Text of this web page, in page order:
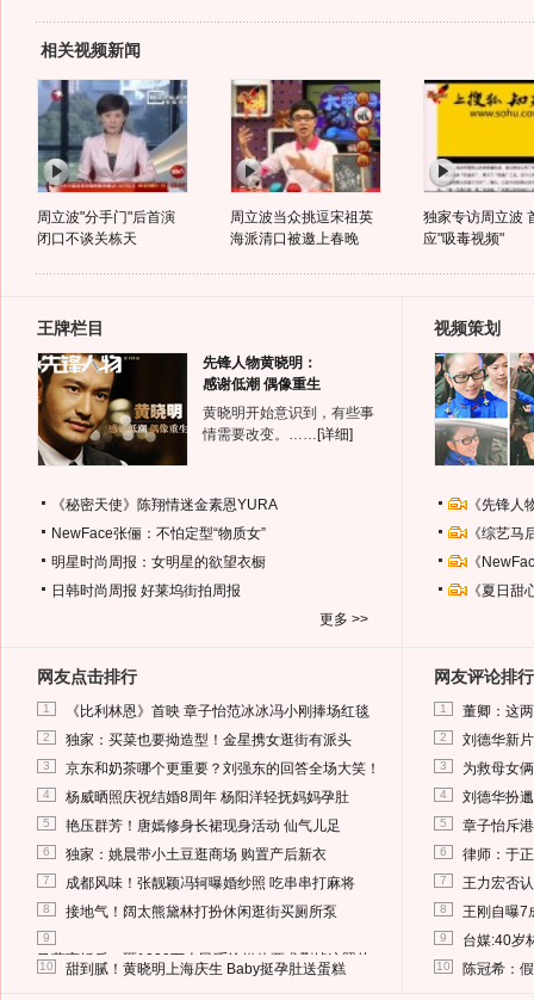
相关视频新闻
周立波"分手门"后首演
闭口不谈关栋天
周立波当众挑逗宋祖英
海派清口被邀上春晚
独家专访周立波
应"吸毒视频"
王牌栏目
先锋人物黄晓明：
感谢低潮 偶像重生
黄晓明开始意识到，有些事
情需要改变。…… [详细]
《秘密天使》陈翔情迷金素恩YURA
NewFace张俪：不怕定型“物质女”
明星时尚周报：女明星的欲望衣橱
日韩时尚周报 好莱坞街拍周报
更多 >>
视频策划
《先锋
《综艺
《
《夏日
网友点击排行
1 《比利林恩》首映 章子怡范冰冰冯小刚捧场红毯
2 独家：买菜也要拗造型！金星携女逛街有派头
3 京东和奶茶哪个更重要？刘强东的回答全场大笑！
4 杨威晒照庆祝结婚8周年 杨阳洋轻抚妈妈孕肚
5 艳压群芳！唐嫣修身长裙现身活动 仙气儿足
6 独家：姚晨带小土豆逛商场 购置产后新衣
7 成都风味！张靓颖冯轲曝婚纱照 吃串串打麻将
8 接地气！阔太熊黛林打扮休闲逛街买厕所泵
9
马蓉离婚后，砸1000万人民币给媒体要求删掉这照片
10 甜到腻！黄晓明上海庆生 Baby挺孕肚送蛋糕
网友评论排行
1 董卿：这
2 刘德华新
3 为救母女
4 刘德华扮
5 章子怡斥
6 律师：于
7 王力宏否
8 王刚自曝7
9 台媒:40岁
10 陈冠希：